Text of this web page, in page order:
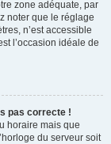
zone adéquate, par
noter que le réglage
n’est accessible
l’occasion idéale de
pas correcte !
horaire mais que
du serveur soit